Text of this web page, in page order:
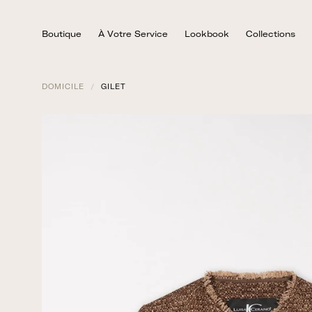
Boutique À Votre Service Lookbook Collections
DOMICILE / GILET